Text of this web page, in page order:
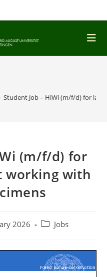
Student Job – HiWi (m/f/d) for
(m/f/d) for
working with
2026
PostJobs